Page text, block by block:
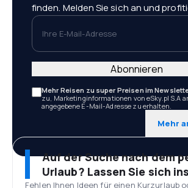
finden. Melden Sie sich an und
Ihre E-Mail-Adresse
Mehr Reisen zu super Preisen im
zu, Marketinginformationen von eSky.pl S.A
angegebene E-Mail-Adresse zu erhalten.
Mehr
Abonnieren
Auf der Suche nach dem
Urlaub? Lassen Sie sich
Fehlen Ihnen Ideen für einen Kurzurlaub